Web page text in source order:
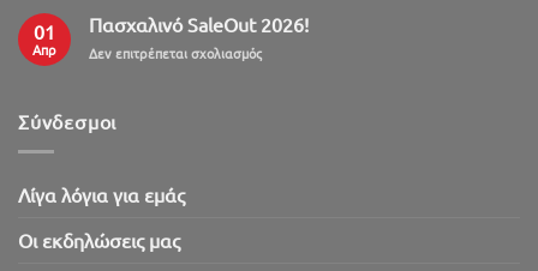
01
Απρ
Πασχαλινό SaleOut 2026!
Δεν επιτρέπεται σχολιασμόςστο
Σύνδεσμοι
Λίγα λόγια για εμάς
Oι εκδηλώσεις μας